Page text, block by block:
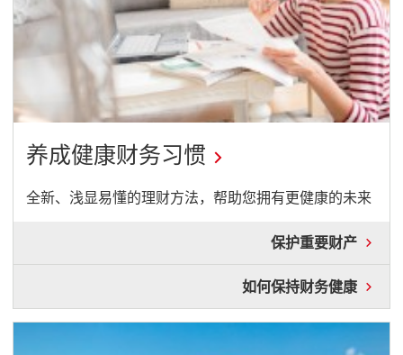
开
启
新
窗
口
口
口
养成健康财务习惯
开
口
全新、浅显易懂的理财方法，帮助您拥有更健康的未来
保护重要财产
财
产
如何保持财务健康
保